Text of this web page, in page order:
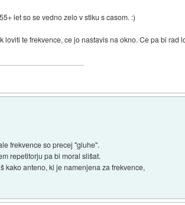
let so se vedno zelo v stiku s casom. :)
te frekvence, ce jo nastavis na okno. Ce pa bi rad
frekvence so precej "gluhe".
repetitorju pa bi moral slišat.
kako anteno, ki je namenjena za frekvence,